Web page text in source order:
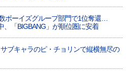
ボーイズグループ部門で1位奪還…
、「BIGBANG」が順位圏に安着
サブキャラのピ・チョリンで縦横無尽の